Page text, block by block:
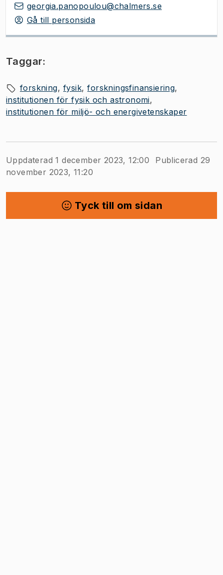
georgia.panopoulou@chalmers.se
Gå till personsida
Taggar:
forskning fysik forskningsfinansiering
institutionen för fysik och astronomi
institutionen för miljö- och energivetenskaper
Uppdaterad 1 december 2023, 12:00
Publicerad 29
november 2023, 11:20
Tyck till om sidan